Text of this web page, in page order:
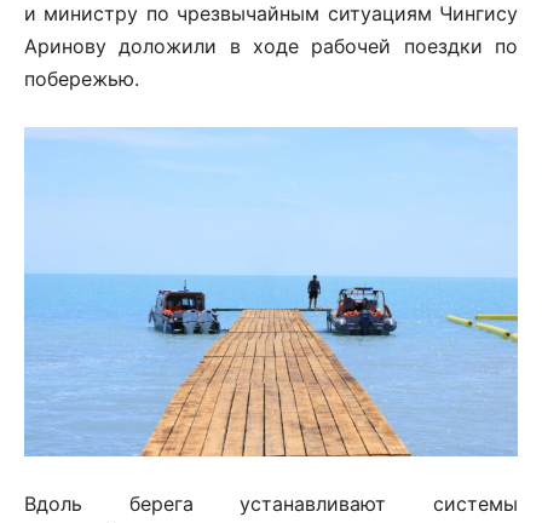
и министру по чрезвычайным ситуациям Чингису
Аринову доложили в ходе рабочей поездки по
побережью.
Вдоль берега устанавливают системы